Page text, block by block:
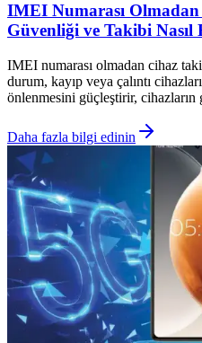
IMEI Numarası
Güvenliği ve Takibi
IMEI numarası olmadan cihaz
durum, kayıp veya çalıntı
önlenmesini güçleştirir, cihazların
Daha fazla bilgi edinin